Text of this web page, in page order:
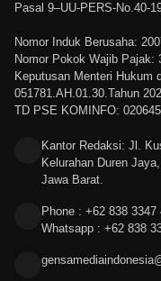
Pasal 9–UU-PERS-No.40-
Nomor Induk Berusaha:
Nomor Pokok Wajib Pajak:
Keputusan Menteri Hukum
051781.AH.01.30.Tahun
TD PSE KOMINFO:
Kantor Redaksi: Jl.
Kelurahan Duren
Jawa Barat.
Phone : +62 838 3347
Whatsapp : +62 838